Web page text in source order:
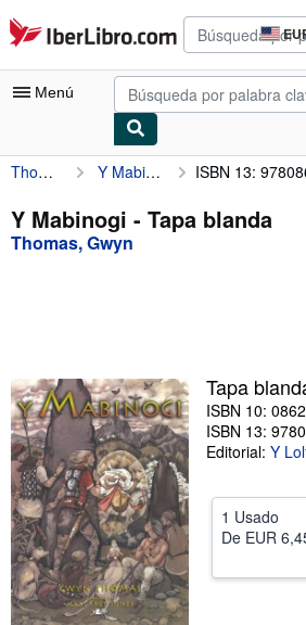
Pasar al contenido principal
IberLibro.com
de
del
Menú
Mi cuenta
Consultar mis pedidos
Búsqueda avanzada
Vendedores
Comenzar a vender
Ayuda
CERRAR
Thomas, Gwyn Y Mabinogi ISBN 13:
Y Mabinogi - Tapa blanda
Thomas, Gwyn
Tapa
ISBN 10:
ISBN 13:
Editorial: Y
1 Usado
De EUR